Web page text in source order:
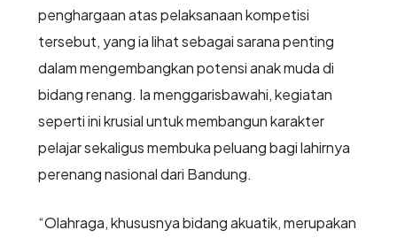
penghargaan atas pelaksanaan kompetisi
tersebut, yang ia lihat sebagai sarana penting
dalam mengembangkan potensi anak muda di
bidang renang. Ia menggarisbawahi, kegiatan
seperti ini krusial untuk membangun karakter
pelajar sekaligus membuka peluang bagi lahirnya
perenang nasional dari Bandung.
“Olahraga, khususnya bidang akuatik, merupakan